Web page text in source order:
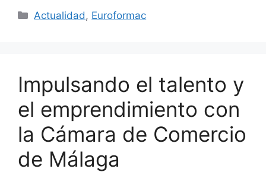
Actualidad , Euroformac
Impulsando el talento y
el emprendimiento con
la Cámara de Comercio
de Málaga